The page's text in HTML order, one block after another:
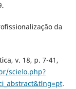
da
v. 18, p. 7-41,
scielo.php?
.